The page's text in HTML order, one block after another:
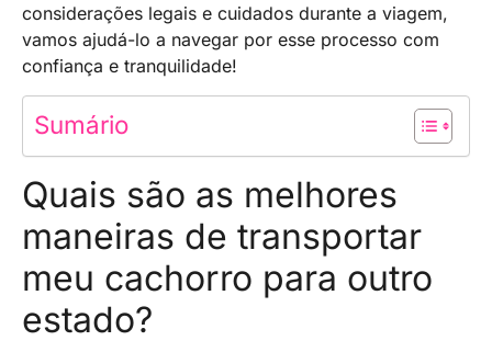
considerações legais e cuidados durante a viagem,
vamos ajudá-lo a navegar por esse processo com
confiança e tranquilidade!
Sumário
Quais são as melhores
maneiras de transportar
meu cachorro para outro
estado?